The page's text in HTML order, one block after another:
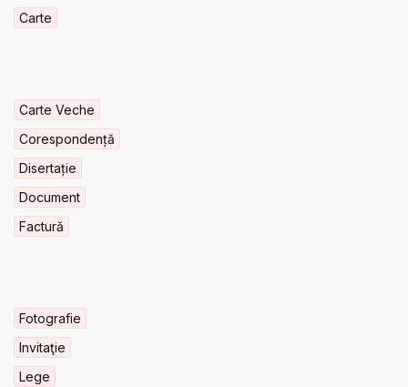
Carte
Carte Veche
Corespondență
Disertație
Document
Factură
Fotografie
Invitaţie
Lege